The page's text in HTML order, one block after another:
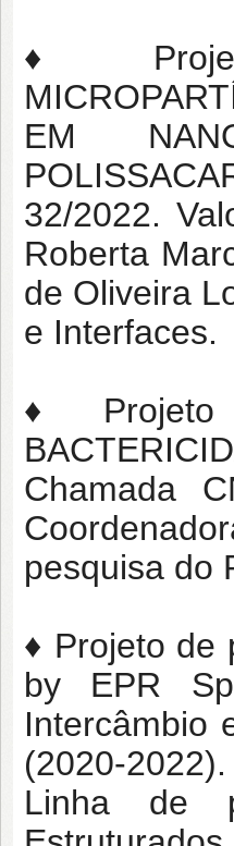
♦ Projeto
EM
32/2022.
Roberta
de Oliveira
e Interfaces.
♦ Projeto
Chamada
pesquisa do
♦ Projeto de
by EPR
Intercâmbio
(2020-
Linha de